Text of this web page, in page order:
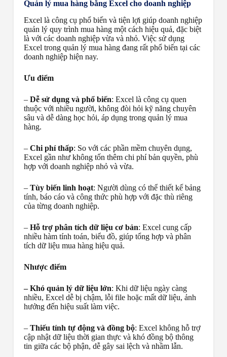
Quản lý mua hàng bằng Excel cho doanh nghiệp
Excel là công cụ phổ biến và tiện lợi giúp doanh nghiệp
quản lý quy trình mua hàng một cách hiệu quả, đặc biệt
là với các doanh nghiệp vừa và nhỏ. Việc sử dụng
Excel trong quản lý mua hàng đang rất phổ biến tại các
doanh nghiệp hiện nay.
Ưu điểm
–Dễ sử dụng và phổ biến: Excel là công cụ quen
thuộc với nhiều người, không đòi hỏi kỹ năng chuyên
sâu và dễ dàng học hỏi, áp dụng trong quản lý mua
hàng.
– Chi phí thấp: So với các phần mềm chuyên dụng,
Excel gần như không tốn thêm chi phí bản quyền, phù
hợp với doanh nghiệp nhỏ và vừa.
– Tùy biến linh hoạt: Người dùng có thể thiết kế bảng
tính, báo cáo và công thức phù hợp với đặc thù riêng
của từng doanh nghiệp.
– Hỗ trợ phân tích dữ liệu cơ bản: Excel cung cấp
nhiều hàm tính toán, biểu đồ, giúp tổng hợp và phân
tích dữ liệu mua hàng hiệu quả.
Nhược điểm
– Khó quản lý dữ liệu lớn: Khi dữ liệu ngày càng
nhiều, Excel dễ bị chậm, lỗi file hoặc mất dữ liệu, ảnh
hưởng đến hiệu suất làm việc.
– Thiếu tính tự động và đồng bộ: Excel không hỗ trợ
cập nhật dữ liệu thời gian thực và khó đồng bộ thông
tin giữa các bộ phận, dễ gây sai lệch và nhầm lẫn.